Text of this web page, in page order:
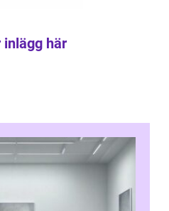
inlägg här